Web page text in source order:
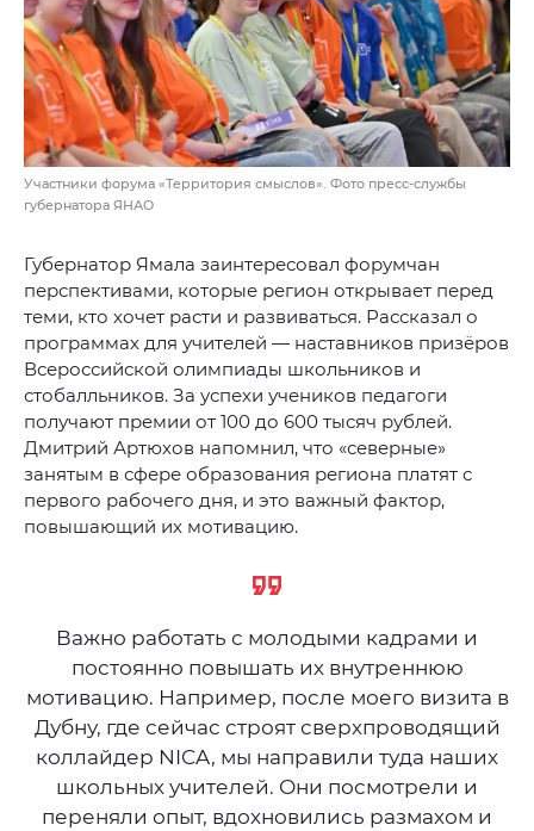
Участники форума «Территория смыслов». Фото пресс-службы
губернатора ЯНАО
Губернатор Ямала заинтересовал форумчан
перспективами, которые регион открывает перед
теми, кто хочет расти и развиваться. Рассказал о
программах для учителей — наставников призёров
Всероссийской олимпиады школьников и
стобалльников. За успехи учеников педагоги
получают премии от 100 до 600 тысяч рублей.
Дмитрий Артюхов напомнил, что «северные»
занятым в сфере образования региона платят с
первого рабочего дня, и это важный фактор,
повышающий их мотивацию.
Важно работать с молодыми кадрами и
постоянно повышать их внутреннюю
мотивацию. Например, после моего визита в
Дубну, где сейчас строят сверхпроводящий
коллайдер NICA, мы направили туда наших
школьных учителей. Они посмотрели и
переняли опыт, вдохновились размахом и